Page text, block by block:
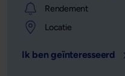
Rendement
Locatie
Ik ben geïnteresseerd